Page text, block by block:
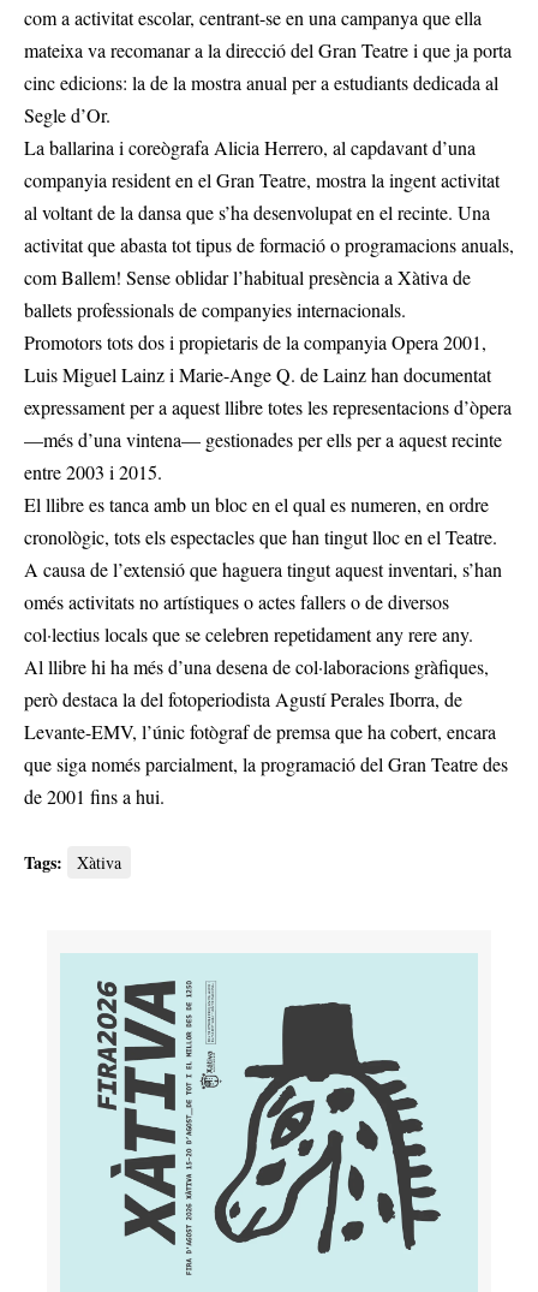
com a activitat escolar, centrant-se en una campanya que ella
mateixa va recomanar a la direcció del Gran Teatre i que ja porta
cinc edicions: la de la mostra anual per a estudiants dedicada al
Segle d’Or.
La ballarina i coreògrafa Alicia Herrero, al capdavant d’una
companyia resident en el Gran Teatre, mostra la ingent activitat
al voltant de la dansa que s’ha desenvolupat en el recinte. Una
activitat que abasta tot tipus de formació o programacions anuals,
com Ballem! Sense oblidar l’habitual presència a Xàtiva de
ballets professionals de companyies internacionals.
Promotors tots dos i propietaris de la companyia Opera 2001,
Luis Miguel Lainz i Marie-Ange Q. de Lainz han documentat
expressament per a aquest llibre totes les representacions d’òpera
—més d’una vintena— gestionades per ells per a aquest recinte
entre 2003 i 2015.
El llibre es tanca amb un bloc en el qual es numeren, en ordre
cronològic, tots els espectacles que han tingut lloc en el Teatre.
A causa de l’extensió que haguera tingut aquest inventari, s’han
omés activitats no artístiques o actes fallers o de diversos
col·lectius locals que se celebren repetidament any rere any.
Al llibre hi ha més d’una desena de col·laboracions gràfiques,
però destaca la del fotoperiodista Agustí Perales Iborra, de
Levante-EMV, l’únic fotògraf de premsa que ha cobert, encara
que siga només parcialment, la programació del Gran Teatre des
de 2001 fins a hui.
Tags: Xàtiva